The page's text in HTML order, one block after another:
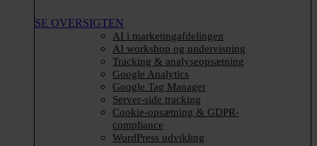
SE OVERSIGTEN
AI i marketingafdelingen
AI workshop og undervisning
Tracking & analyseopsætning
Google Analytics
Google Tag Manager
Server-side tracking
Cookie-opsætning & GDPR-
compliance
WordPress udvikling